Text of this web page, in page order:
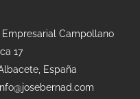
Empresarial Campollano
17
España